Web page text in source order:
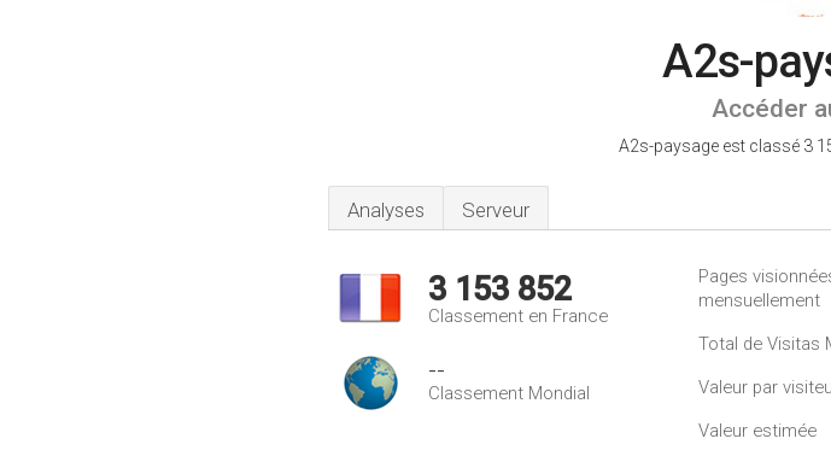
A2s-
Accéder
A2s-paysage est classé 3
Analyses Serveur
3 153 852
Classement en France
--
Classement Mondial
Pages
mensuellement
Total de Visitas
Valeur par
Valeur estimée